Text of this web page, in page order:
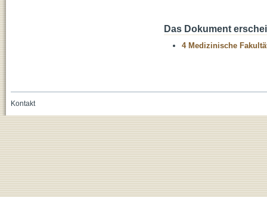
Das Dokument
4 Medizinische
Kontakt